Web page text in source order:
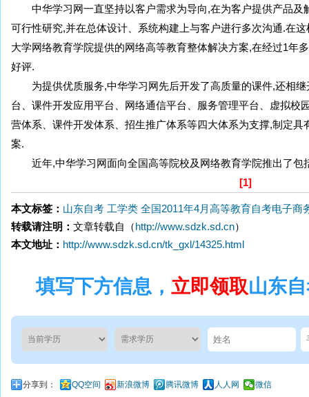
中华学习网一直坚持以客户需求为导向,在为客户提供产品及
可行性研究,并在总体设计、系统构建上与客户进行多次沟通.在
大学网络教育学院提供的网络高等教育整体解决方案,在经过1年
好评.
为提供优质服务,中华学习网先后开发了高质量的课件,还相继
台、课件开发应用平台、网络通信平台、服务管理平台、虚拟校
营体系、课件开发体系、招生推广体系等四大体系为支撑,制定
案.
近年,中华学习网面向全国高等院校及网络教育学院推出了包
[1]
本文标签： 山东自考 工学类 全国2011年4月高等教育自考电子商
转载请注明： 文章转载自（http://www.sdzk.sd.cn）
本文地址： http://www.sdzk.sd.cn/tk_gxl/14325.html
填写下方信息， 立即领取山东
分享到： QQ空间 新浪微博 腾讯微博 人人网 微信